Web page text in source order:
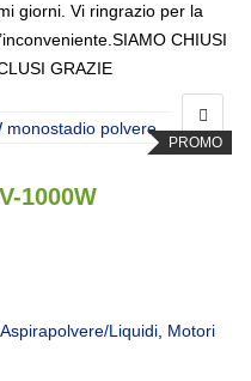
giorni. Vi ringrazio per la
CHIUSI
GRAZIE
PROMO
1000W
era: 73,00€.
attuale è:
Aspirapolvere/Liquidi, Motori